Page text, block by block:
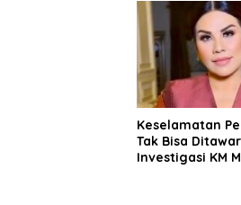
Keselamatan
Tak Bisa
Investigasi KM